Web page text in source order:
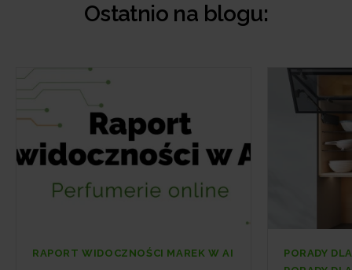
Ostatnio na blogu:
W AI
PORADY DLA FIRM